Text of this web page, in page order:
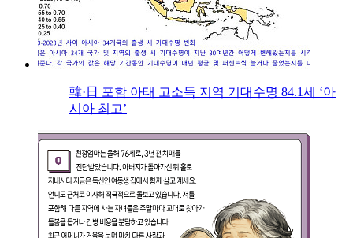
韓·日 포함 아태 고소득 지역 기대수명 84.1세 ‘아
시아 최고’